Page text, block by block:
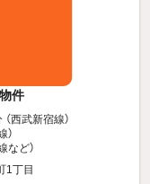
件
（西武新宿線）
）
など）
1丁目